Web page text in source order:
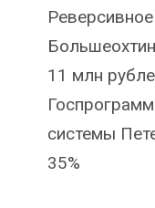
11 млн
системы
35%